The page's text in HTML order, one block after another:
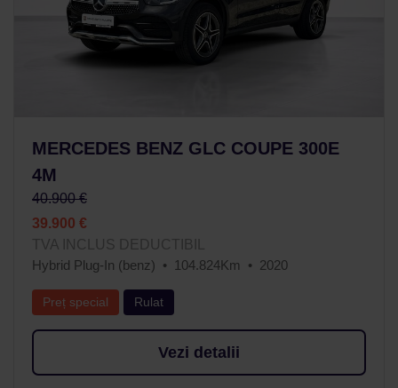
MERCEDES BENZ GLC COUPE 300E
4M
40.900 €
39.900 €
TVA INCLUS DEDUCTIBIL
Hybrid Plug-In (benz)
104.824Km 2020
Preț special Rulat
Vezi detalii